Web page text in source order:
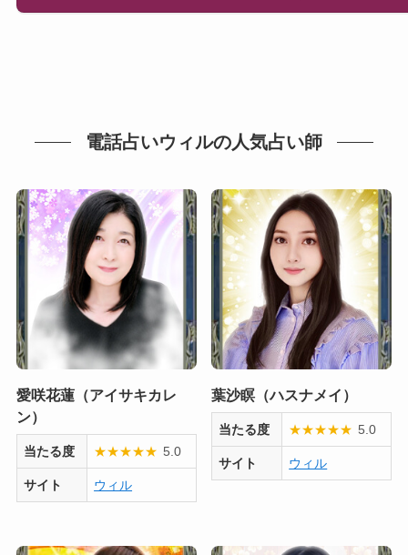
電話占いウィルの人気占い師
愛咲花蓮（アイサキカレ
ン）
当たる度 ★★★★★ 5.0
サイト ウィル
葉沙瞑（ハスナメイ）
当たる度 ★★★★★ 5.0
サイト ウィル